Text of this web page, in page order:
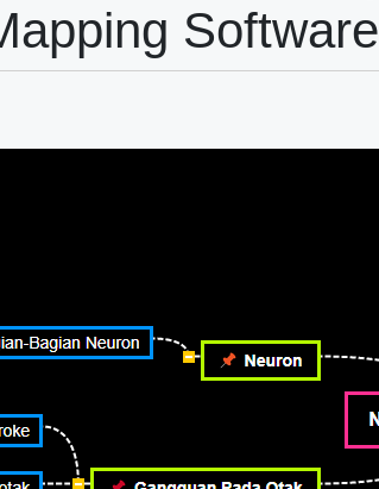
Software